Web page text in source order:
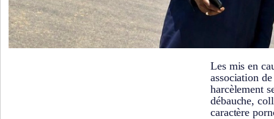
Les mis en
association
harcèlement
débauche,
caractère